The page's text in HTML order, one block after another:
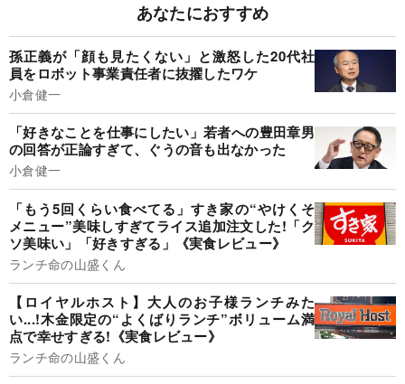
あなたにおすすめ
孫正義が「顔も見たくない」と激怒した20代社
員をロボット事業責任者に抜擢したワケ
小倉健一
「好きなことを仕事にしたい」若者への豊田章男
の回答が正論すぎて、ぐうの音も出なかった
小倉健一
「もう5回くらい食べてる」すき家の“やけくそ
メニュー”美味しすぎてライス追加注文した!「ク
ソ美味い」「好きすぎる」《実食レビュー》
ランチ命の山盛くん
【ロイヤルホスト】大人のお子様ランチみた
い...!木金限定の“よくばりランチ”ボリューム満
点で幸せすぎる!《実食レビュー》
ランチ命の山盛くん